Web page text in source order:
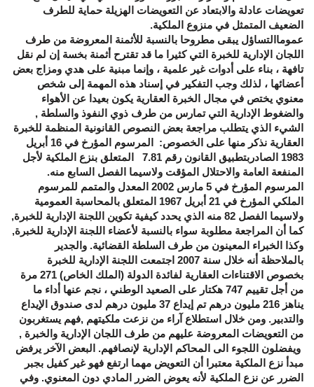
تعويضات عادلة والابتعاد عن التعويضات الهزيلة حماية للطرف
الضعيف المتمثل في منزوع الملكية.
عموماالتساؤل يبقى مطروحا بالنسبة للأثمنة المعروضة من طرف
اللجان الإدارية للخبرة التي كثيرا ما قد تقترح أثمنة بخسة إن لم نقل
تافهة ، بناء على أدوات غير علمية ، وإنما مبنية على هدي ومزاج بعض
أعضائها ، لذلك وجب التفكير في إسناد هذه المهمة إلى شخص
معنوي يختص في مجال الخبرة العقارية يكون بعيدا عن الأهواء
والضغوط الإدارية التي تمارس من طرف ذوي النفوذ والسلطة ,
الشيء الذي يتطلب مراجعة بعض النصوص القانونية المنظمة للخبرة
العقارية نذكر منها على الخصوص: المرسوم المؤرخ في 16 أبريل
1983 الصادربتطبيق القانون رقم 7.81 المتعلق بنزع الملكية لأجل
المنفعة العامة والاحتلال المؤقت ولاسيما الفصل السابع منه.
المرسوم المؤرخ في 5 مارس 2002 المعدل والمتمم للمرسوم
الملكي المؤرخ في 21 أبريل 1967 المتعلق بالمحاسبة العمومية
ولاسيما الفصل 82 منه الذي يحدد كيفية تكوين اللجنة الإدارية للخبرة,
كما أن المراجعة مطلوبة سواء بالنسبة لأعضاء اللجنة الإدارية للخبرة,
وكذا الخبراء المعينون من طرف السلطة القضائية. والجدير
بالملاحظة أنه خلال سنة 2007 اجتمعت اللجنة الإدارية للخبرة
بخصوص الاقتناءات العقارية لفائدة الدولة (الملك الخاص) 271 مرة
من أجل تقييم 747 هكتار على الصعيد الوطني ، نجم عنها أداء ما
يناهز 216 مليون درهم تم إيداع 37 مليون درهم لدى صندوق الإيداع
والتدبير. ومن خلال استطلاع آراء من نزعت ملكيتهم ,فهم يستغربون
من التعويضات المعروضة عليهم من طرف اللجان الإدارية والخبرة ,
ويفضلون اللجوء الى المحاكم الإدارية لإنصافهم. البعض الآخر يرفض
مبدأ نزع الملكية معتبرا أن التعويض مهما ارتفع فهو غير كفيل بجبر
الضرر عن نزع الملكية لأنه يعوض الضرر المادي دون المعنوي. وفي